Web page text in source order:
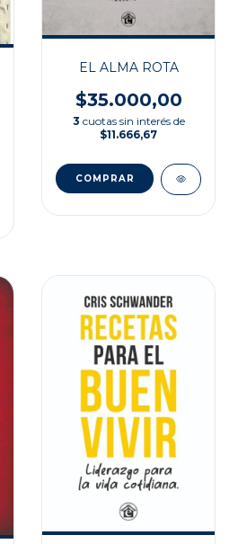
EL ALMA ROTA
$35.000,00
3 cuotas sin interés de
$11.666,67